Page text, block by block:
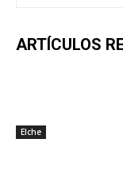
ARTÍCULOS
Elche